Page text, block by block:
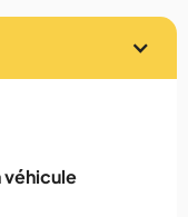
véhicule